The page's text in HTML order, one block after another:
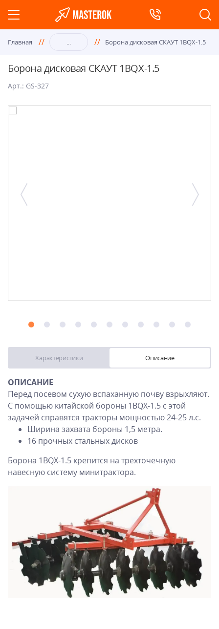
Главная ... Борона дисковая СКАУТ 1BQX-1.5
Борона дисковая СКАУТ 1BQX-1.5
Арт.: GS-327
Характеристики Описание
ОПИСАНИЕ
Перед посевом сухую вспаханную почву взрыхляют.
С помощью китайской бороны 1BQX-1.5 с этой
задачей справятся тракторы мощностью 24-25 л.с.
Ширина захвата бороны 1,5 метра.
16 прочных стальных дисков
Борона 1BQX-1.5 крепится на трехточечную
навесную систему минитрактора.